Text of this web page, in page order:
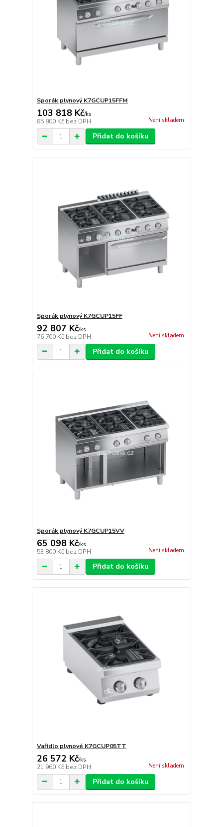
Sporák plynový K7GCUP15FFM
103 818 Kč/ks
85 800 Kč bez DPH Není skladem
Přidat do košíku
Sporák plynový K7GCUP15FF
92 807 Kč/ks
76 700 Kč bez DPH Není skladem
Přidat do košíku
Sporák plynový K7GCUP15VV
65 098 Kč/ks
53 800 Kč bez DPH Není skladem
Přidat do košíku
Vařidlo plynové K7GCUP05TT
26 572 Kč/ks
21 960 Kč bez DPH Není skladem
Přidat do košíku